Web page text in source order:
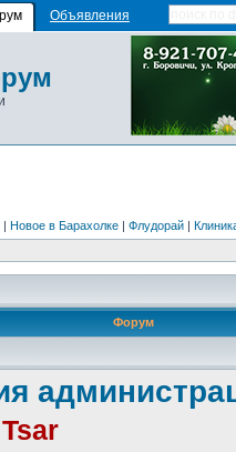
Объявления
| Новое в Барахолке | Флудорай |
Форум
Tsar